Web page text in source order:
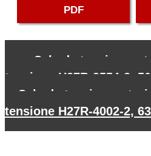
PDF
Scheda tecnica
tensione H27R-3554-2,
Scheda tecnica motori
tensione H27R-4002-2,